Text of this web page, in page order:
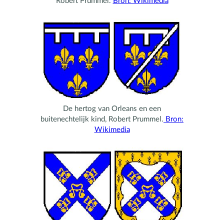
De hertog van Orleans en een
buitenechtelijk kind, Robert Prummel. Bron:
Wikimedia